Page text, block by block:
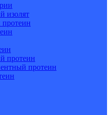
изолят
протеин
протеин
протеин